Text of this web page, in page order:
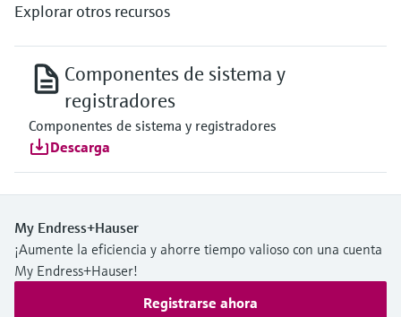
Explorar otros recursos
Componentes de sistema y
registradores
Componentes de sistema y registradores
Descarga
My Endress+Hauser
¡Aumente la eficiencia y ahorre tiempo valioso con una cuenta
My Endress+Hauser!
Registrarse ahora